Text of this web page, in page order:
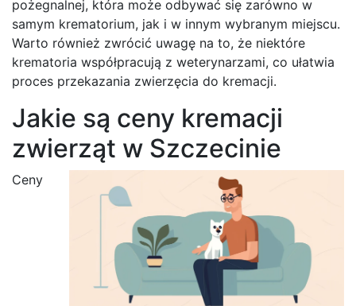
pożegnalnej, która może odbywać się zarówno w
samym krematorium, jak i w innym wybranym miejscu.
Warto również zwrócić uwagę na to, że niektóre
krematoria współpracują z weterynarzami, co ułatwia
proces przekazania zwierzęcia do kremacji.
Jakie są ceny kremacji
zwierząt w Szczecinie
Ceny